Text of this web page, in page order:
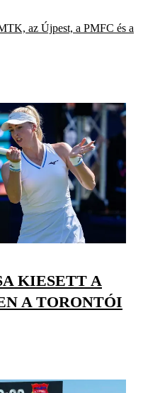
az Újpest, a PMFC és a
KIESETT A
A TORONTÓI